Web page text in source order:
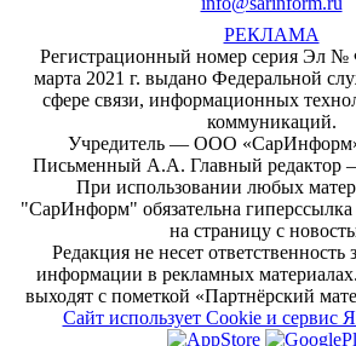
РЕКЛАМА
Регистрационный номер серия Эл №
марта 2021 г. выдано Федеральной
сфере связи, информационных
коммуникаций.
Учредитель — ООО
Письменный А.А. Главный
При использовании любых
"СарИнформ" обязательна гиперссылка
на страницу с
Редакция не несет ответственность
информации в рекламных
выходят с пометкой «Партнёрский
Сайт использует Cookie и сервиc